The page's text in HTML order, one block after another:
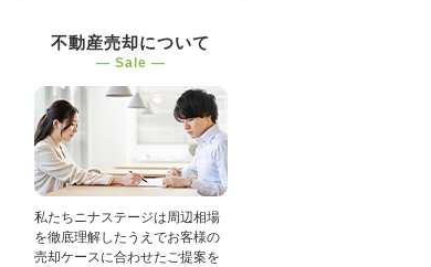
不動産売却について
― Sale ―
私たちニナステージは周辺相場
を徹底理解したうえでお客様の
売却ケースに合わせたご提案を